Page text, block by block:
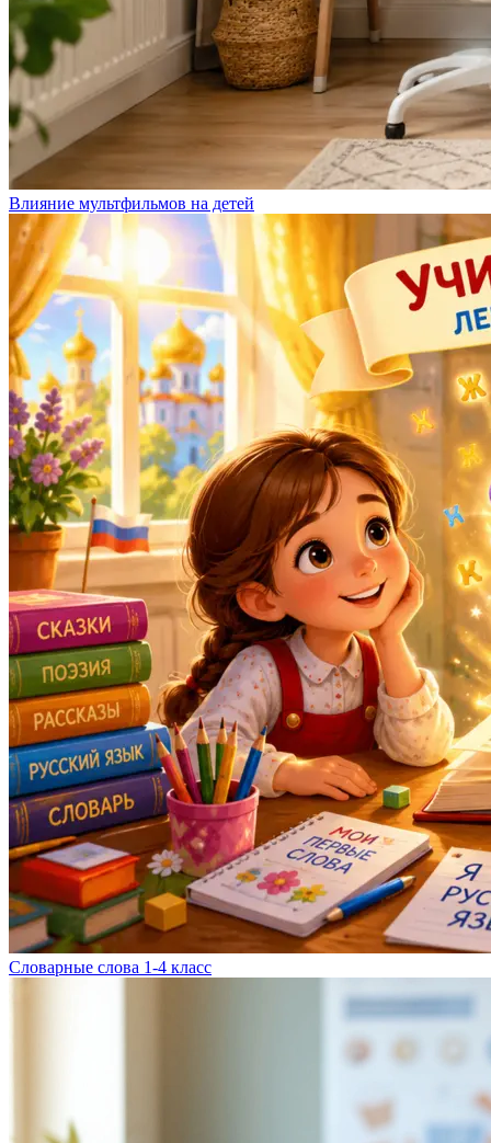
Влияние мультфильмов на детей
Словарные слова 1-4 класс